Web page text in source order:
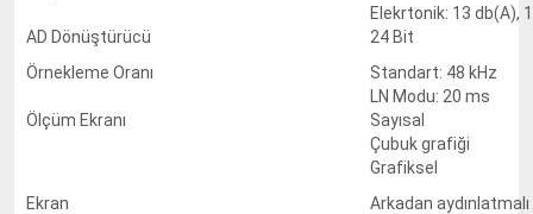
Elekrtonik: 13 db(A),
AD Dönüştürücü
24 Bit
Örnekleme Oranı
Standart: 48 kHz
LN Modu: 20 ms
Ölçüm Ekranı
Sayısal
Çubuk grafiği
Grafiksel
Ekran
Arkadan